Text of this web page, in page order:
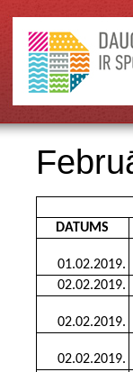
DATUMS
01.02.2019.
02.02.2019.
02.02.2019.
02.02.2019.